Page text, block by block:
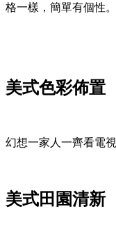
格一樣，簡單有個性。
美式色彩佈置
幻想一家人一齊看電
美式田園清新